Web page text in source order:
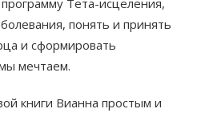
Тета-исцеления,
понять и принять
и сформировать
мечтаем.
книги Вианна простым и